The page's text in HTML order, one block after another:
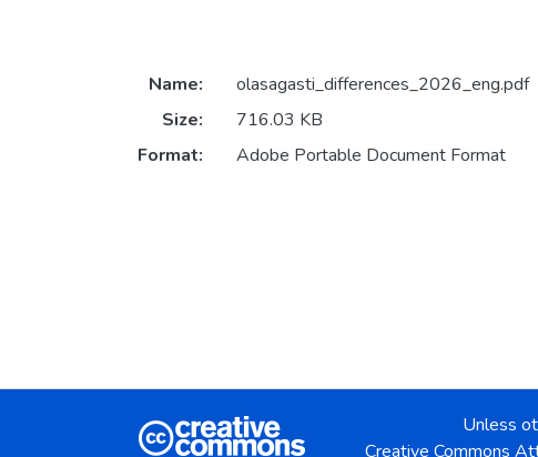
Name:
olasagasti_differences_2026_eng.pdf
Size:
716.03 KB
Format:
Adobe Portable Document Format
Unless
Creative Commons